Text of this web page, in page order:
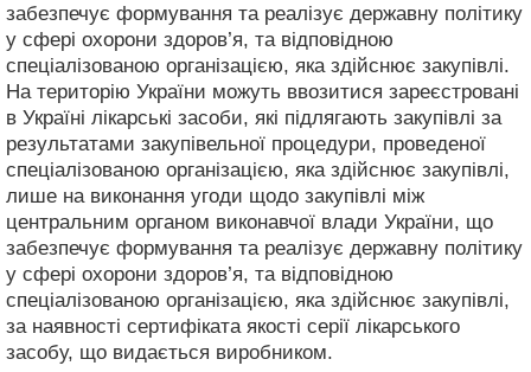
забезпечує формування та реалізує державну політику
у сфері охорони здоров’я, та відповідною
спеціалізованою організацією, яка здійснює закупівлі.
На територію України можуть ввозитися зареєстровані
в Україні лікарські засоби, які підлягають закупівлі за
результатами закупівельної процедури, проведеної
спеціалізованою організацією, яка здійснює закупівлі,
лише на виконання угоди щодо закупівлі між
центральним органом виконавчої влади України, що
забезпечує формування та реалізує державну політику
у сфері охорони здоров’я, та відповідною
спеціалізованою організацією, яка здійснює закупівлі,
за наявності сертифіката якості серії лікарського
засобу, що видається виробником.